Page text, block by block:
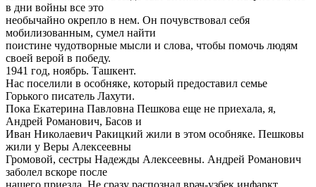
в дни войны все это
необычайно окрепло в нем. Он почувствовал себя
мобилизованным, сумел найти
поистине чудотворные мысли и слова, чтобы помочь людям
своей верой в победу.
1941 год, ноябрь. Ташкент.
Нас поселили в особняке, который предоставил семье
Горького писатель Лахути.
Пока Екатерина Павловна Пешкова еще не приехала, я,
Андрей Романович, Басов и
Иван Николаевич Ракицкий жили в этом особняке. Пешковы
жили у Веры Алексеевны
Громовой, сестры Надежды Алексеевны. Андрей Романович
заболел вскоре после
нашего приезда. Не сразу распознал врач-узбек инфаркт.